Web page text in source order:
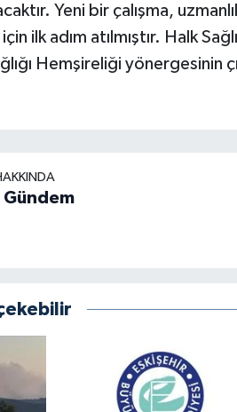
Yeni bir çalışma,
ilk adım atılmıştır. Halk
Hemşireliği yönergesinin
Gündem